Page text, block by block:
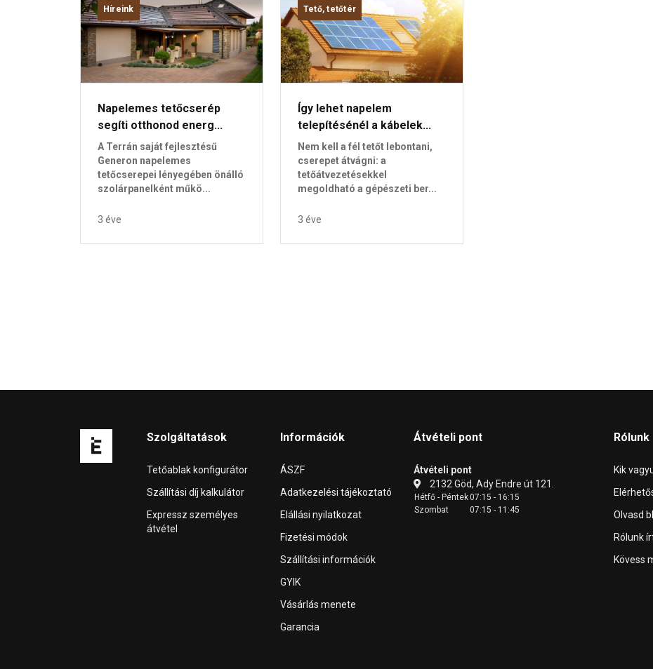
Híreink
Napelemes tetőcserép
segíti otthonod energ...
A Terrán saját fejlesztésű
Generon napelemes
tetőcserepei lényegében önálló
szolárpanelként műkö...
3 éve
Tető, tetőtér
Így lehet napelem
telepítésénél a kábelek...
Nem kell a fél tetőt lebontani,
cserepet átvágni: a
tetőátvezetésekkel
megoldható a gépészeti ber...
3 éve
Szolgáltatások
Tetőablak konfigurátor
Szállítási díj kalkulátor
Expressz személyes
átvétel
Információk
ÁSZF
Adatkezelési tájékoztató
Elállási nyilatkozat
Fizetési módok
Szállítási információk
GYIK
Vásárlás menete
Garancia
Átvételi pont
Átvételi pont
2132 Göd, Ady Endre út 121.
Hétfő - Péntek07:15 - 16:15
Szombat
07:15 - 11:45
Rólunk
Kik
Olvasd
Rólunk
Kövess